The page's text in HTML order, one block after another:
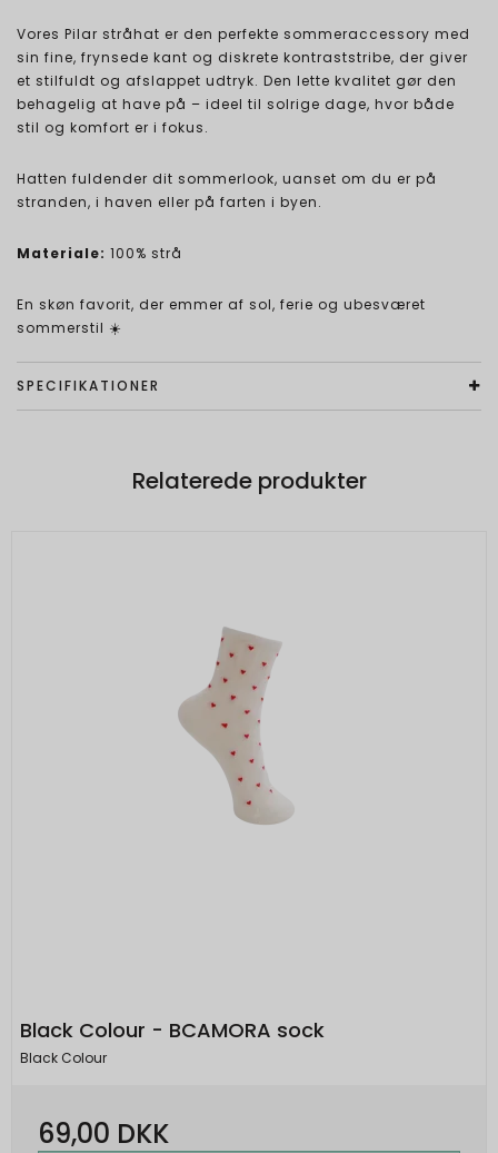
Vores Pilar stråhat er den perfekte sommeraccessory med
sin fine, frynsede kant og diskrete kontraststribe, der giver
et stilfuldt og afslappet udtryk. Den lette kvalitet gør den
behagelig at have på – ideel til solrige dage, hvor både
stil og komfort er i fokus.
Hatten fuldender dit sommerlook, uanset om du er på
stranden, i haven eller på farten i byen.
Materiale: 100% strå
En skøn favorit, der emmer af sol, ferie og ubesværet
sommerstil ☀️
SPECIFIKATIONER
Relaterede produkter
Black Colour - BCAMORA sock
Black Colour
69,00 DKK